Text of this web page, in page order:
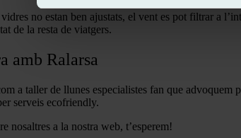
no estan ben ajustats, el vent es pot filtrar a
de la resta de viatgers.
amb Ralarsa
a taller de llunes especialistes fan que
serveis ecofriendly.
nosaltres a la nostra web, t’esperem!